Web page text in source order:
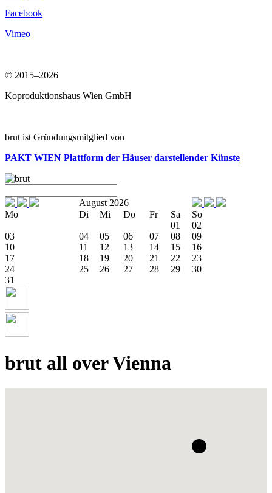
Facebook
Vimeo
© 2015–2026
Koproduktionshaus Wien GmbH
brut ist Gründungsmitglied von
PAKT WIEN Plattform der Häuser darstellender Künste
August 2026
Mo
Di Mi Do Fr Sa
So
01
02
03
04 05 06 07 08
09
10
11 12 13 14 15
16
17
18 19 20 21 22
23
24
25 26 27 28 29
30
31
brut all over Vienna